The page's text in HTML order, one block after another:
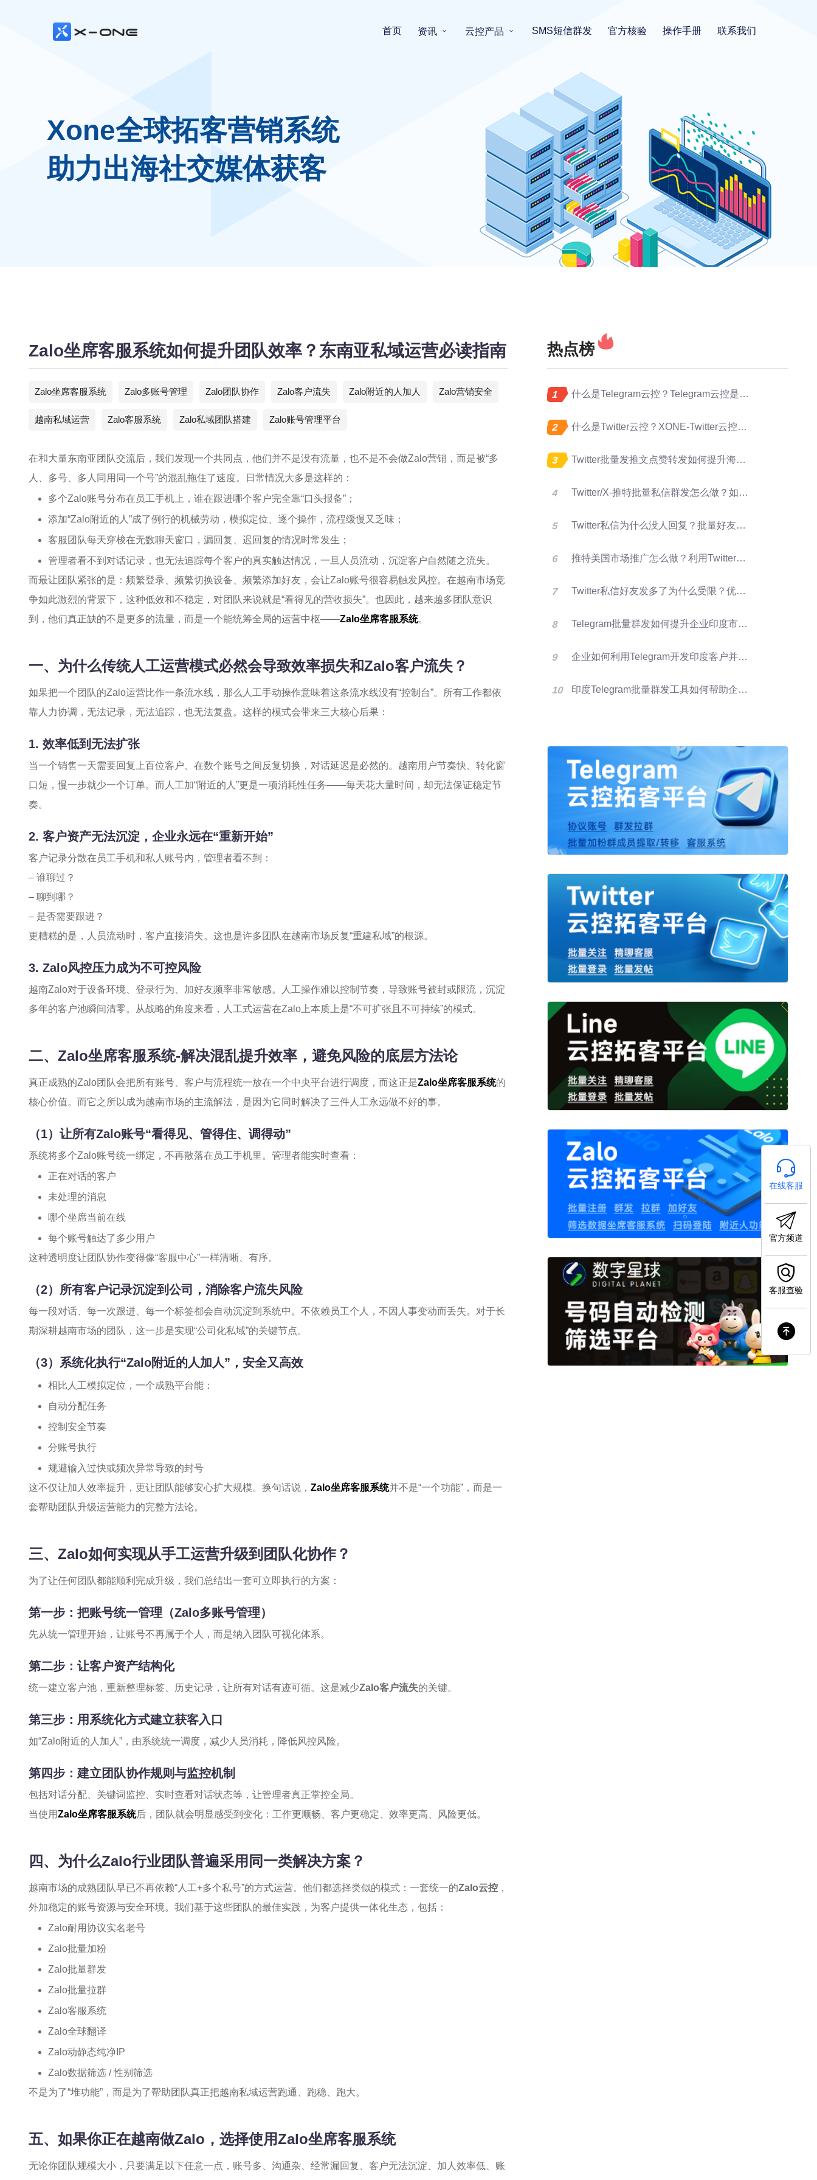
首页 资讯 云控产品 SMS短信群发 官方核验 操作手册 联系我们
Xone全球拓客营销系统
助力出海社交媒体获客
Zalo坐席客服系统如何提升团队效率？东南亚私域运营必读指南
Zalo坐席客服系统 Zalo多账号管理 Zalo团队协作 Zalo客户流失 Zalo附近的人加人 Zalo营销安全
越南私域运营 Zalo客服系统 Zalo私域团队搭建 Zalo账号管理平台
在和大量东南亚团队交流后，我们发现一个共同点，他们并不是没有流量，也不是不会做Zalo营销，而是被“多
人、多号、多人同用同一个号”的混乱拖住了速度。日常情况大多是这样的：
多个Zalo账号分布在员工手机上，谁在跟进哪个客户完全靠“口头报备”；
添加“Zalo附近的人”成了例行的机械劳动，模拟定位、逐个操作，流程缓慢又乏味；
客服团队每天穿梭在无数聊天窗口，漏回复、迟回复的情况时常发生；
管理者看不到对话记录，也无法追踪每个客户的真实触达情况，一旦人员流动，沉淀客户自然随之流失。
而最让团队紧张的是：频繁登录、频繁切换设备、频繁添加好友，会让Zalo账号很容易触发风控。在越南市场竞
争如此激烈的背景下，这种低效和不稳定，对团队来说就是“看得见的营收损失”。也因此，越来越多团队意识
到，他们真正缺的不是更多的流量，而是一个能统筹全局的运营中枢——Zalo坐席客服系统。
一、为什么传统人工运营模式必然会导致效率损失和Zalo客户流失？
如果把一个团队的Zalo运营比作一条流水线，那么人工手动操作意味着这条流水线没有“控制台”。所有工作都依
靠人力协调，无法记录，无法追踪，也无法复盘。这样的模式会带来三大核心后果：
1. 效率低到无法扩张
当一个销售一天需要回复上百位客户、在数个账号之间反复切换，对话延迟是必然的。越南用户节奏快、转化窗
口短，慢一步就少一个订单。而人工加“附近的人”更是一项消耗性任务——每天花大量时间，却无法保证稳定节
奏。
2. 客户资产无法沉淀，企业永远在“重新开始”
客户记录分散在员工手机和私人账号内，管理者看不到：
– 谁聊过？
– 聊到哪？
– 是否需要跟进？
更糟糕的是，人员流动时，客户直接消失。这也是许多团队在越南市场反复“重建私域”的根源。
3. Zalo风控压力成为不可控风险
越南Zalo对于设备环境、登录行为、加好友频率非常敏感。人工操作难以控制节奏，导致账号被封或限流，沉淀
多年的客户池瞬间清零。从战略的角度来看，人工式运营在Zalo上本质上是“不可扩张且不可持续”的模式。
二、Zalo坐席客服系统-解决混乱提升效率，避免风险的底层方法论
真正成熟的Zalo团队会把所有账号、客户与流程统一放在一个中央平台进行调度，而这正是Zalo坐席客服系统的
核心价值。而它之所以成为越南市场的主流解法，是因为它同时解决了三件人工永远做不好的事。
（1）让所有Zalo账号“看得见、管得住、调得动”
系统将多个Zalo账号统一绑定，不再散落在员工手机里。管理者能实时查看：
正在对话的客户
未处理的消息
哪个坐席当前在线
每个账号触达了多少用户
这种透明度让团队协作变得像“客服中心”一样清晰、有序。
（2）所有客户记录沉淀到公司，消除客户流失风险
每一段对话、每一次跟进、每一个标签都会自动沉淀到系统中。不依赖员工个人，不因人事变动而丢失。对于长
期深耕越南市场的团队，这一步是实现“公司化私域”的关键节点。
（3）系统化执行“Zalo附近的人加人”，安全又高效
相比人工模拟定位，一个成熟平台能：
自动分配任务
控制安全节奏
分账号执行
规避输入过快或频次异常导致的封号
这不仅让加人效率提升，更让团队能够安心扩大规模。换句话说， Zalo坐席客服系统并不是“一个功能”，而是一
套帮助团队升级运营能力的完整方法论。
三、Zalo如何实现从手工运营升级到团队化协作？
为了让任何团队都能顺利完成升级，我们总结出一套可立即执行的方案：
第一步：把账号统一管理（Zalo多账号管理）
先从统一管理开始，让账号不再属于个人，而是纳入团队可视化体系。
第二步：让客户资产结构化
统一建立客户池，重新整理标签、历史记录，让所有对话有迹可循。这是减少Zalo客户流失的关键。
第三步：用系统化方式建立获客入口
如“Zalo附近的人加人”，由系统统一调度，减少人员消耗，降低风控风险。
第四步：建立团队协作规则与监控机制
包括对话分配、关键词监控、实时查看对话状态等，让管理者真正掌控全局。
当使用Zalo坐席客服系统后，团队就会明显感受到变化：工作更顺畅、客户更稳定、效率更高、风险更低。
四、为什么Zalo行业团队普遍采用同一类解决方案？
越南市场的成熟团队早已不再依赖“人工+多个私号”的方式运营。他们都选择类似的模式：一套统一的Zalo云控 ，
外加稳定的账号资源与安全环境。我们基于这些团队的最佳实践，为客户提供一体化生态，包括：
Zalo耐用协议实名老号
Zalo批量加粉
Zalo批量群发
Zalo批量拉群
Zalo客服系统
Zalo全球翻译
Zalo动静态纯净IP
Zalo数据筛选 / 性别筛选
不是为了“堆功能”，而是为了帮助团队真正把越南私域运营跑通、跑稳、跑大。
五、如果你正在越南做Zalo，选择使用Zalo坐席客服系统
无论你团队规模大小，只要满足以下任意一点，账号多、沟通杂、经常漏回复、客户无法沉淀、加人效率低、账
热点榜
什么是Telegram云控？Telegram云控是做什么的？
什么是Twitter云控？XONE-Twitter云控是做什么的？
Twitter批量发推文点赞转发如何提升海外账号矩阵运营效率？
Twitter/X-推特批量私信群发怎么做？如何提升推特转化率？
Twitter私信为什么没人回复？批量好友群发优化X营销效果的方法
推特美国市场推广怎么做？利用Twitter好友资源进行批量群发提升客户开发效率
Twitter私信好友发多了为什么受限？优化群发营销方法
Telegram批量群发如何提升企业印度市场获客效率
企业如何利用Telegram开发印度客户并提升海外营销效率？
印度Telegram批量群发工具如何帮助企业获取精准客户
在线客服
官方频道
客服查验